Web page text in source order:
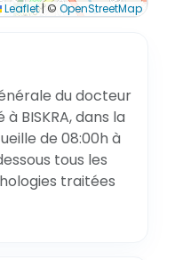
Leaflet|© OpenStreetMap
du docteur
à BISKRA, dans la
de 08:00h à
tous les
traitées